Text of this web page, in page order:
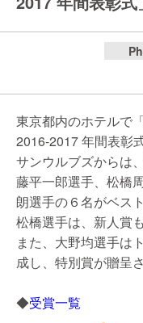
東京都内のホテルで
2016-2017 年間表彰
サンウルブズからは
藤平一郎選手、松橋
朗選手の６名がベス
松橋選手は、新人賞
また、大野均選手は
成し、特別賞が贈呈
◆受賞一覧